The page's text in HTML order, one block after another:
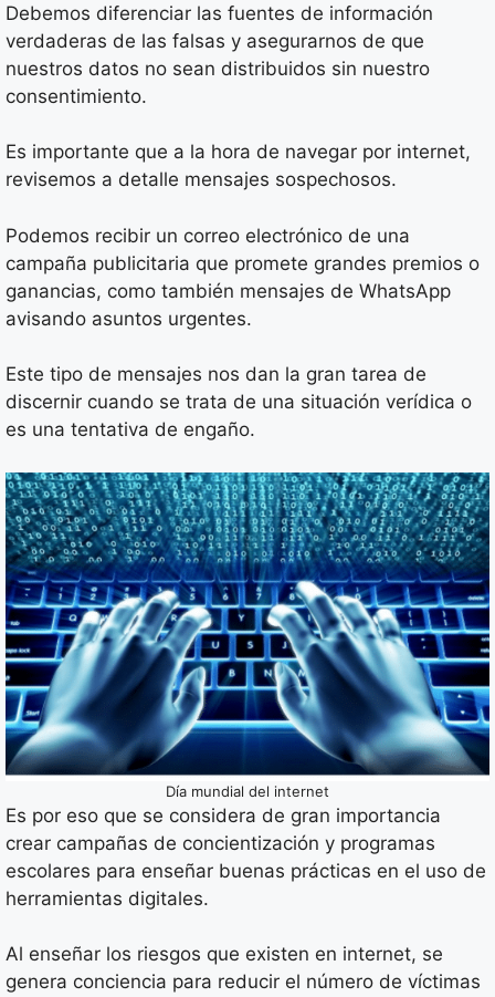
Debemos diferenciar las fuentes de información
verdaderas de las falsas y asegurarnos de que
nuestros datos no sean distribuidos sin nuestro
consentimiento.
Es importante que a la hora de navegar por internet,
revisemos a detalle mensajes sospechosos.
Podemos recibir un correo electrónico de una
campaña publicitaria que promete grandes premios o
ganancias, como también mensajes de WhatsApp
avisando asuntos urgentes.
Este tipo de mensajes nos dan la gran tarea de
discernir cuando se trata de una situación verídica o
es una tentativa de engaño.
Día mundial del internet
Es por eso que se considera de gran importancia
crear campañas de concientización y programas
escolares para enseñar buenas prácticas en el uso de
herramientas digitales.
Al enseñar los riesgos que existen en internet, se
genera conciencia para reducir el número de víctimas